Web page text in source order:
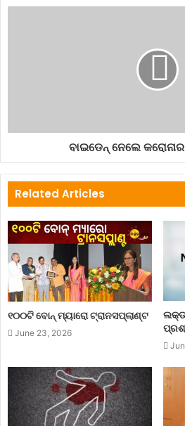
ବାଇଡେନ୍ ନେଲେ
Related Articles
୧୦୦ଟି ବୋନ୍ ମ୍ୟାରୋ ଟ୍ରାନସପ୍ଲାଣ୍ଟ
June 23, 2026